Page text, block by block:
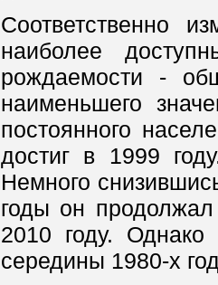
Соответственно
наиболее
рождаемости -
наименьшего
постоянного
достиг в 1999
Немного
годы он
2010 году.
середины 1980-х